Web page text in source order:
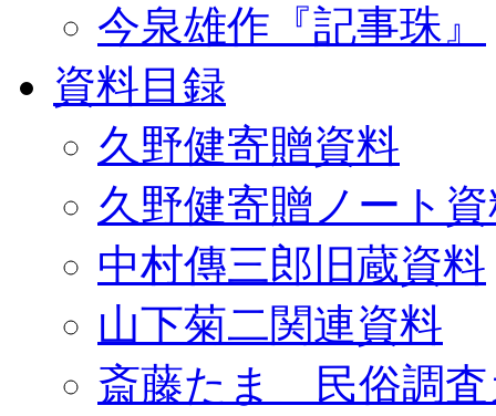
今泉雄作『記事珠』
資料目録
久野健寄贈資料
久野健寄贈ノート
中村傳三郎旧蔵資料
山下菊二関連資料
斎藤たま 民俗調査